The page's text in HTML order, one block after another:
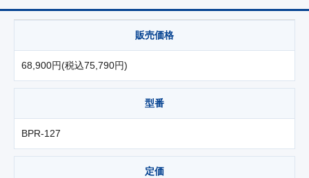
販売価格
68,900円(税込75,790円)
型番
BPR-127
定価